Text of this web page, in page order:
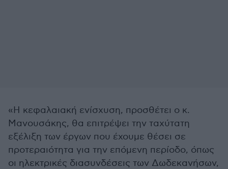
«Η κεφαλαιακή ενίσχυση, προσθέτει ο κ.
Μανουσάκης, θα επιτρέψει την ταχύτατη
εξέλιξη των έργων που έχουμε θέσει σε
προτεραιότητα για την επόμενη περίοδο, όπως
οι ηλεκτρικές διασυνδέσεις των Δωδεκανήσων,